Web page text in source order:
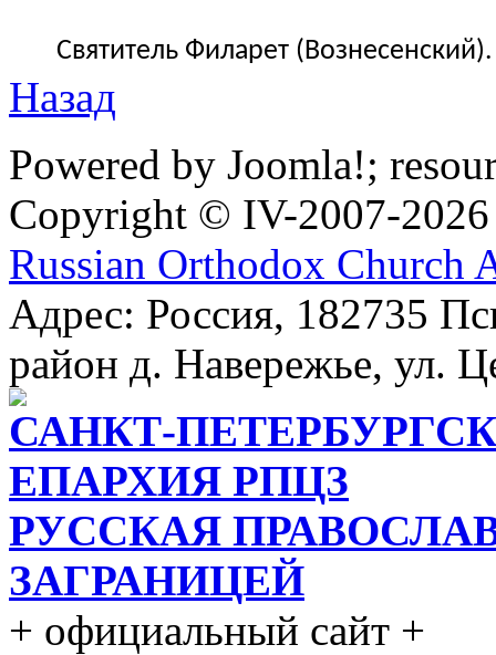
Cвятитель Филарет (Вознесенский).
Назад
Powered by Joomla!;
Copyright © IV-2007-2026
Russian Orthodox Church
Адрес: Россия, 182735
район д. Навережье, ул.
САНКТ-
ЕПАРХИЯ РПЦЗ
РУССКАЯ
ЗАГРАНИЦЕЙ
+ официальный сайт +